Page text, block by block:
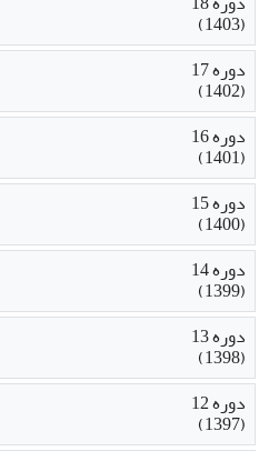
(1403)
دوره 17
(1402)
دوره 16
(1401)
دوره 15
(1400)
دوره 14
(1399)
دوره 13
(1398)
دوره 12
(1397)